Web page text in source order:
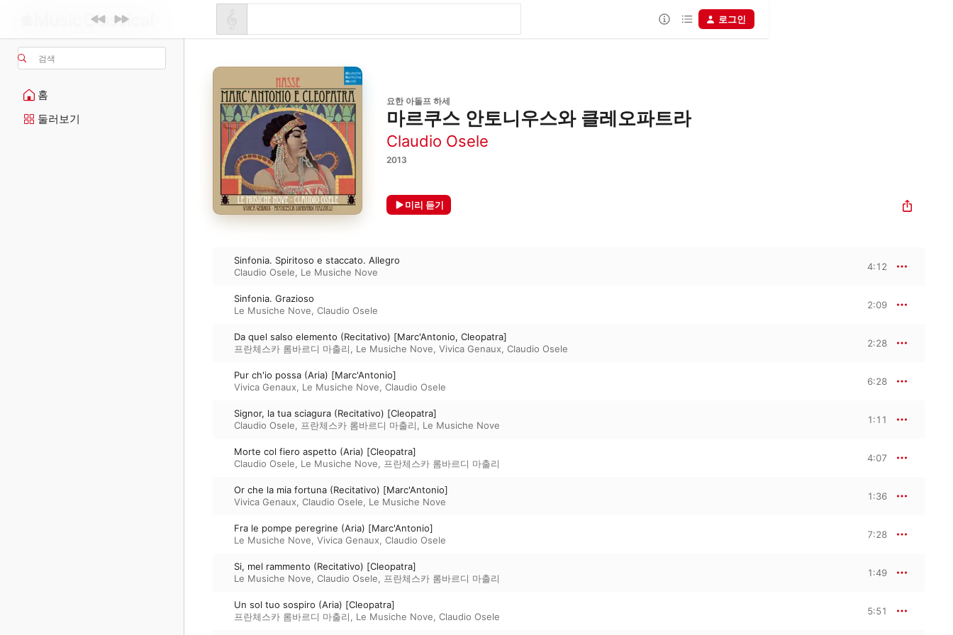
검색
홈
둘러보기
로그인
요한 아돌프 하세
마르쿠스 안토니우스와 클레오파트라
Claudio Osele
2013
미리 듣기
Sinfonia. Spiritoso e staccato. Allegro
Claudio Osele, Le Musiche Nove
4:12
Sinfonia. Grazioso
Le Musiche Nove, Claudio Osele
2:09
Da quel salso elemento (Recitativo) [Marc'Antonio, Cleopatra]
프란체스카 롬바르디 마출리 , Le Musiche Nove, Vivica Genaux, Claudio Osele
2:28
Pur ch'io possa (Aria) [Marc'Antonio]
Vivica Genaux, Le Musiche Nove, Claudio Osele
6:28
Signor, la tua sciagura (Recitativo) [Cleopatra]
Claudio Osele, 프란체스카 롬바르디 마출리 , Le Musiche Nove
1:11
Morte col fiero aspetto (Aria) [Cleopatra]
Claudio Osele, Le Musiche Nove, 프란체스카 롬바르디 마출리
4:07
Or che la mia fortuna (Recitativo) [Marc'Antonio]
Vivica Genaux, Claudio Osele, Le Musiche Nove
1:36
Fra le pompe peregrine (Aria) [Marc'Antonio]
Le Musiche Nove, Vivica Genaux, Claudio Osele
7:28
Si, mel rammento (Recitativo) [Cleopatra]
Le Musiche Nove, Claudio Osele, 프란체스카 롬바르디 마출리
1:49
Un sol tuo sospiro (Aria) [Cleopatra]
프란체스카 롬바르디 마출리 , Le Musiche Nove, Claudio Osele
5:51